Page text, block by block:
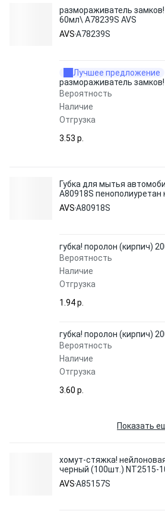
размораживатель
60мл\ A78239S AVS
AVSA78239S
Лучшее предложение
размораживатель
Вероятность
Наличие
Отгрузка
3.53 p.
Губка для мытья
A80918S пенополиуретан
AVSA80918S
губка! поролон (кирпич)
Вероятность
Наличие
Отгрузка
1.94 p.
губка! поролон (кирпич)
Вероятность
Наличие
Отгрузка
3.60 p.
Показать
хомут-стяжка!
черный (100шт.) NT2515-
AVS
AVSA85157S